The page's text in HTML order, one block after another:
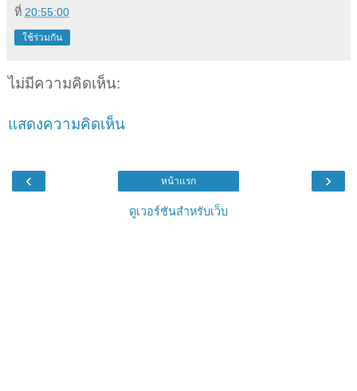
ที่ 20:55:00
ใช้ร่วมกัน
ไม่มีความคิดเห็น:
แสดงความคิดเห็น
‹ ›
หน้าแรก
ดูเวอร์ชันสำหรับเว็บ